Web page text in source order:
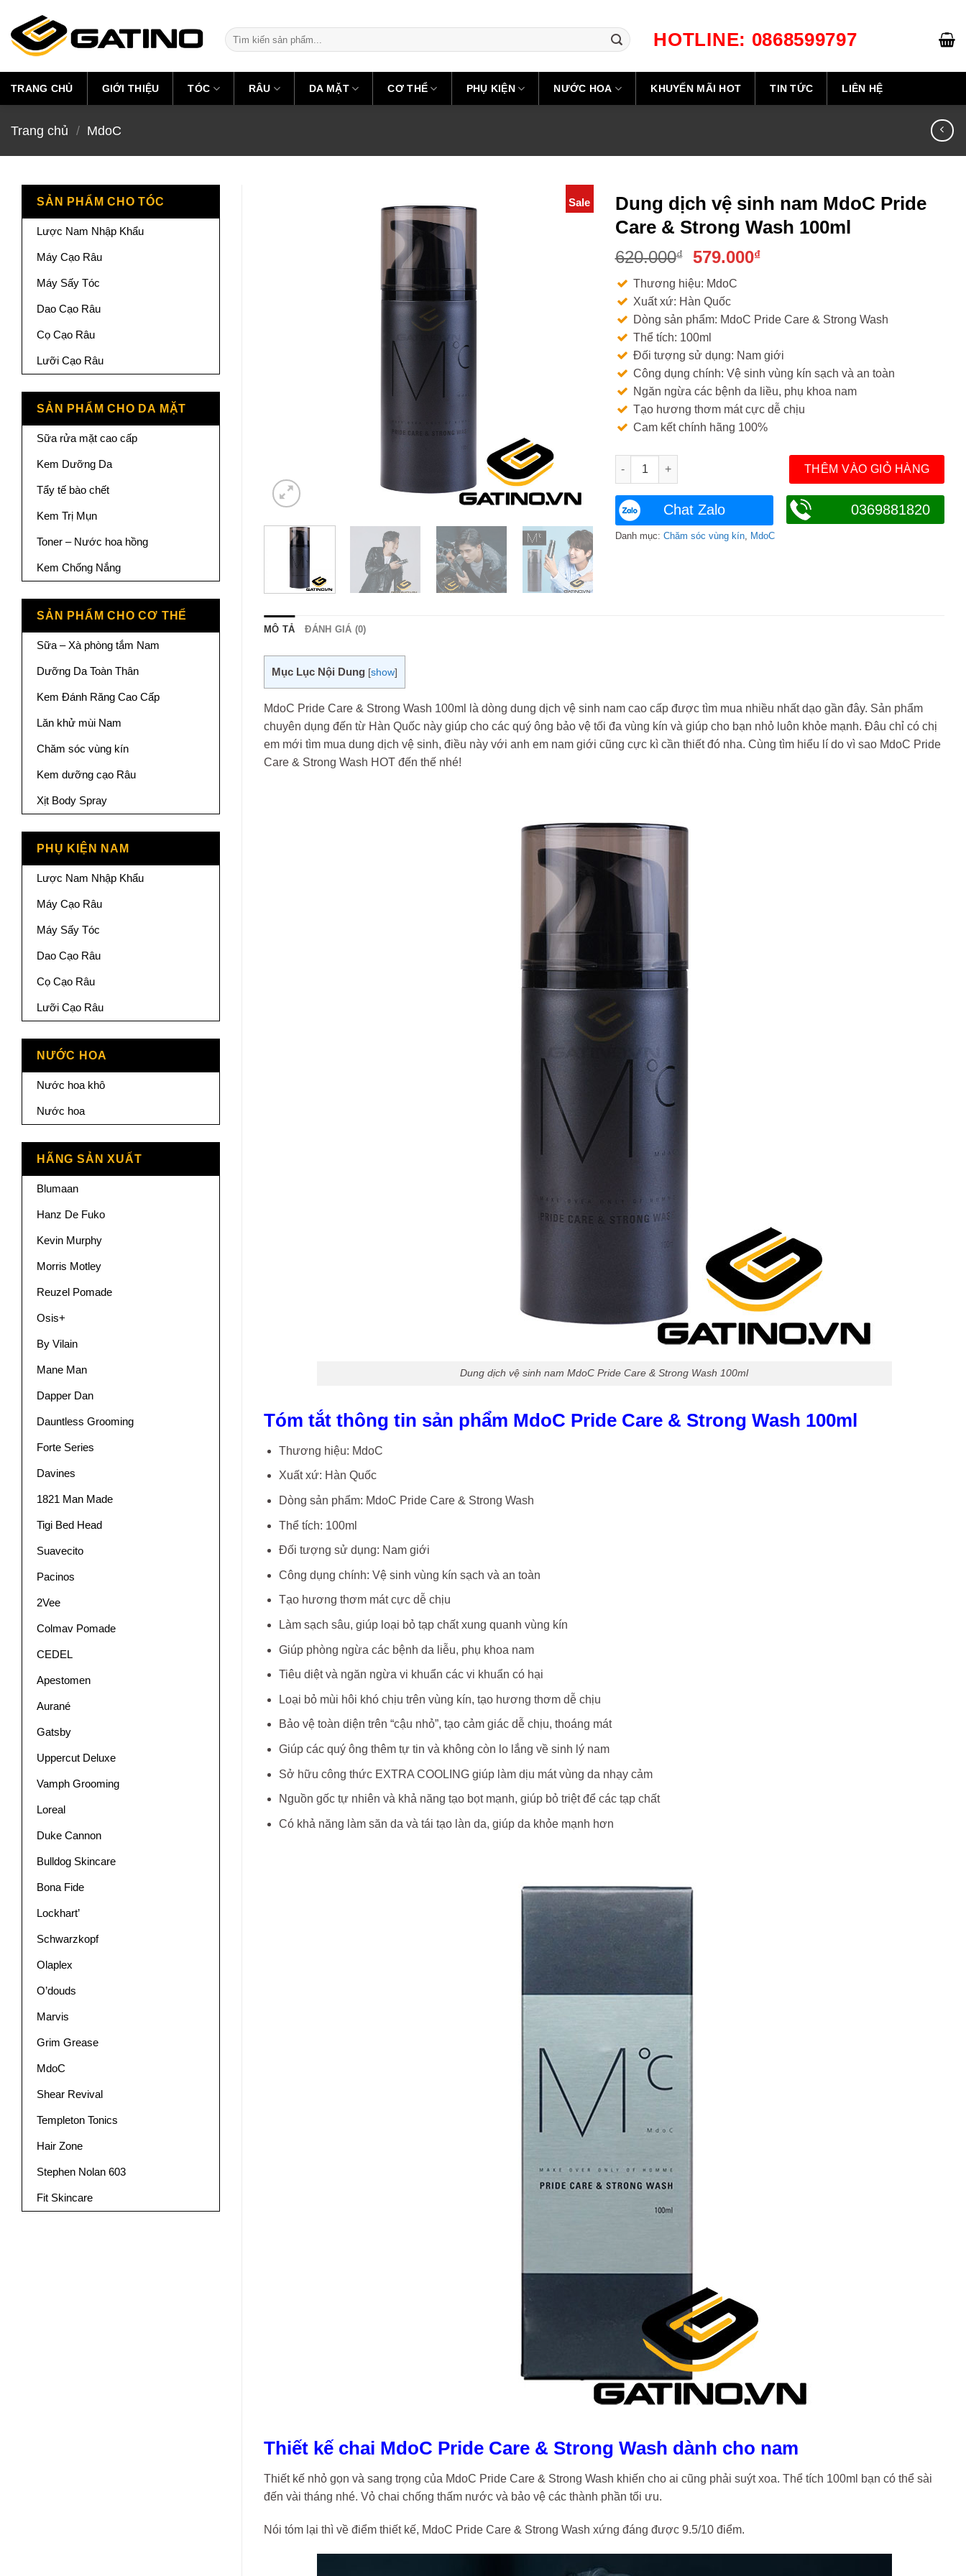
content
Tìm
kiếm:
HOTLINE: 0868599797
TRANG CHỦ GIỚI THIỆU TÓC RÂU DA MẶT CƠ THỂ PHỤ KIỆN NƯỚC HOA KHUYẾN MÃI HOT TIN TỨC LIÊN HỆ
Trang chủ / MdoC
SẢN PHẨM CHO TÓC
Lược Nam Nhập Khẩu
Máy Cạo Râu
Máy Sấy Tóc
Dao Cạo Râu
Cọ Cạo Râu
Lưỡi Cạo Râu
SẢN PHẨM CHO DA MẶT
Sữa rửa mặt cao cấp
Kem Dưỡng Da
Tẩy tế bào chết
Kem Trị Mụn
Toner – Nước hoa hồng
Kem Chống Nắng
SẢN PHẨM CHO CƠ THỂ
Sữa – Xà phòng tắm Nam
Dưỡng Da Toàn Thân
Kem Đánh Răng Cao Cấp
Lăn khử mùi Nam
Chăm sóc vùng kín
Kem dưỡng cạo Râu
Xịt Body Spray
PHỤ KIỆN NAM
Lược Nam Nhập Khẩu
Máy Cạo Râu
Máy Sấy Tóc
Dao Cạo Râu
Cọ Cạo Râu
Lưỡi Cạo Râu
NƯỚC HOA
Nước hoa khô
Nước hoa
HÃNG SẢN XUẤT
Blumaan
Hanz De Fuko
Kevin Murphy
Morris Motley
Reuzel Pomade
Osis+
By Vilain
Mane Man
Dapper Dan
Dauntless Grooming
Forte Series
Davines
1821 Man Made
Tigi Bed Head
Suavecito
Pacinos
2Vee
Colmav Pomade
CEDEL
Apestomen
Aurané
Gatsby
Uppercut Deluxe
Vamph Grooming
Loreal
Duke Cannon
Bulldog Skincare
Bona Fide
Lockhart’
Schwarzkopf
Olaplex
O’douds
Marvis
Grim Grease
MdoC
Shear Revival
Templeton Tonics
Hair Zone
Stephen Nolan 603
Fit Skincare
Sale
Dung dịch vệ sinh nam MdoC Pride
Care & Strong Wash 100ml
620.000₫
Giá
gốc
là:
620.000₫.
579.000₫Giá
579.000₫.
Thương hiệu: MdoC
Xuất xứ: Hàn Quốc
Dòng sản phẩm: MdoC Pride Care & Strong Wash
Thể tích: 100ml
Đối tượng sử dụng: Nam giới
Công dụng chính: Vệ sinh vùng kín sạch và an toàn
Ngăn ngừa các bệnh da liều, phụ khoa nam
Tạo hương thơm mát cực dễ chịu
Cam kết chính hãng 100%
Dung dịch vệ sinh nam MdoC Pride Care & Strong Wash 100ml số
THÊM VÀO GIỎ HÀNG
Chat Zalo 0369881820
Danh mục: Chăm sóc vùng kín, MdoC
MÔ TẢ ĐÁNH GIÁ (0)
Mục Lục Nội Dung [show]
MdoC Pride Care & Strong Wash 100ml là dòng dung dịch vệ sinh nam cao cấp được tìm mua nhiều nhất dạo gần đây. Sản phẩm
chuyên dụng đến từ Hàn Quốc này giúp cho các quý ông bảo vệ tối đa vùng kín và giúp cho bạn nhỏ luôn khỏe mạnh. Đâu chỉ có chị
em mới tìm mua dung dịch vệ sinh, điều này với anh em nam giới cũng cực kì cần thiết đó nha. Cùng tìm hiểu lí do vì sao MdoC Pride
Care & Strong Wash HOT đến thế nhé!
Dung dịch vệ sinh nam MdoC Pride Care & Strong Wash 100ml
Tóm tắt thông tin sản phẩm MdoC Pride Care & Strong Wash 100ml
Thương hiệu: MdoC
Xuất xứ: Hàn Quốc
Dòng sản phẩm: MdoC Pride Care & Strong Wash
Thể tích: 100ml
Đối tượng sử dụng: Nam giới
Công dụng chính: Vệ sinh vùng kín sạch và an toàn
Tạo hương thơm mát cực dễ chịu
Làm sạch sâu, giúp loại bỏ tạp chất xung quanh vùng kín
Giúp phòng ngừa các bệnh da liễu, phụ khoa nam
Tiêu diệt và ngăn ngừa vi khuẩn các vi khuẩn có hại
Loại bỏ mùi hôi khó chịu trên vùng kín, tạo hương thơm dễ chịu
Bảo vệ toàn diện trên “cậu nhỏ”, tạo cảm giác dễ chịu, thoáng mát
Giúp các quý ông thêm tự tin và không còn lo lắng về sinh lý nam
Sở hữu công thức EXTRA COOLING giúp làm dịu mát vùng da nhạy cảm
Nguồn gốc tự nhiên và khả năng tạo bọt mạnh, giúp bỏ triệt để các tạp chất
Có khả năng làm săn da và tái tạo làn da, giúp da khỏe mạnh hơn
Thiết kế chai MdoC Pride Care & Strong Wash dành cho nam
Thiết kế nhỏ gọn và sang trọng của MdoC Pride Care & Strong Wash khiến cho ai cũng phải suýt xoa. Thể tích 100ml bạn có thể sài
đến vài tháng nhé. Vỏ chai chống thấm nước và bảo vệ các thành phần tối ưu.
Nói tóm lại thì về điểm thiết kế, MdoC Pride Care & Strong Wash xứng đáng được 9.5/10 điểm.